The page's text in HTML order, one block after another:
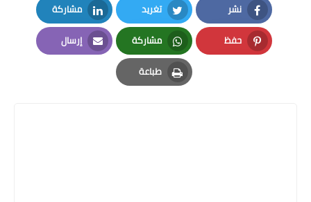
نشر
Facebook
تغريد
Twitter
مشاركة
LinkedIn
حفظ
Pinterest
مشاركة
Whatsapp
إرسال
Email
طباعة
Print